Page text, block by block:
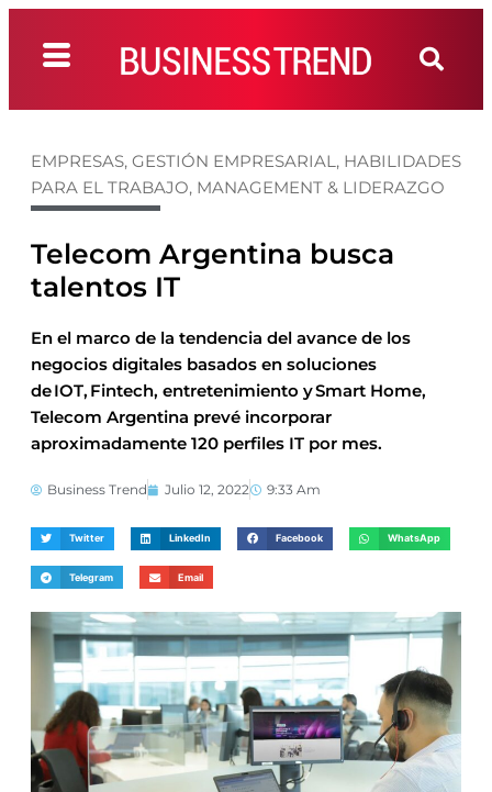
EMPRESAS, GESTIÓN EMPRESARIAL, HABILIDADES
PARA EL TRABAJO, MANAGEMENT & LIDERAZGO
Telecom Argentina busca
talentos IT
En el marco de la tendencia del avance de los
negocios digitales basados en soluciones
de IOT, Fintech, entretenimiento y Smart Home,
Telecom Argentina prevé incorporar
aproximadamente 120 perfiles IT por mes.
Business Trend Julio 12, 2022 9:33 Am
Twitter LinkedIn Facebook WhatsApp
Telegram Email